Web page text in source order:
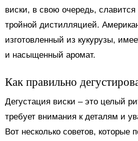
виски, в свою очередь, славится
тройной дистилляцией.
изготовленный из кукурузы,
и насыщенный аромат.
Как правильно
Дегустация виски – это целый
требует внимания к деталям и
Вот несколько советов, которые